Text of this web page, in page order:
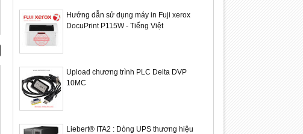
đặt Mitsubishi MELSOFT GX
Developer
Hướng dẫn sử dụng máy in Fuji xerox
DocuPrint P115W - Tiếng Việt
Upload chương trình PLC Delta DVP
10MC
Liebert® ITA2 : Dòng UPS thương hiệu